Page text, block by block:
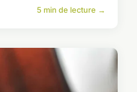
5 min de lecture →